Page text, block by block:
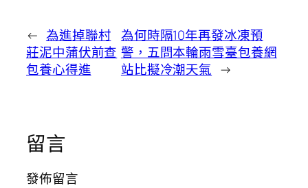
← 為進掉聯村
莊泥中蒲伏前查
包養心得進
為何時隔10年再發冰凍預
警，五問本輪雨雪臺包養網
站比擬冷潮天氣 →
留言
發佈留言